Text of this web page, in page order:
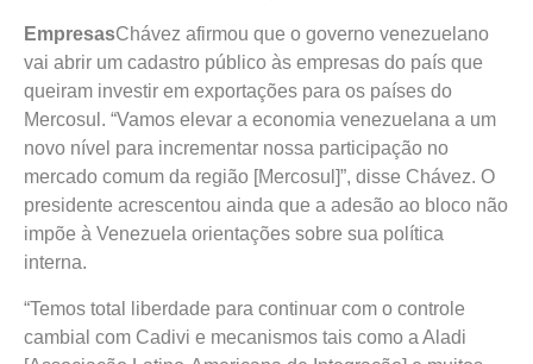
EmpresasChávez afirmou que o governo venezuelano
vai abrir um cadastro público às empresas do país que
queiram investir em exportações para os países do
Mercosul. “Vamos elevar a economia venezuelana a um
novo nível para incrementar nossa participação no
mercado comum da região [Mercosul]”, disse Chávez. O
presidente acrescentou ainda que a adesão ao bloco não
impõe à Venezuela orientações sobre sua política
interna.
“Temos total liberdade para continuar com o controle
cambial com Cadivi e mecanismos tais como a Aladi